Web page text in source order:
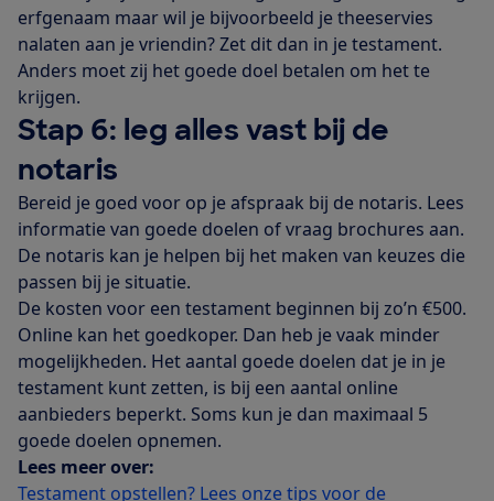
erfgenaam maar wil je bijvoorbeeld je theeservies
nalaten aan je vriendin? Zet dit dan in je testament.
Anders moet zij het goede doel betalen om het te
krijgen.
Stap 6: leg alles vast bij de
notaris
Bereid je goed voor op je afspraak bij de notaris. Lees
informatie van goede doelen of vraag brochures aan.
De notaris kan je helpen bij het maken van keuzes die
passen bij je situatie.
De kosten voor een testament beginnen bij zo’n €500.
Online kan het goedkoper. Dan heb je vaak minder
mogelijkheden. Het aantal goede doelen dat je in je
testament kunt zetten, is bij een aantal online
aanbieders beperkt. Soms kun je dan maximaal 5
goede doelen opnemen.
Lees meer over:
Testament opstellen? Lees onze tips voor de